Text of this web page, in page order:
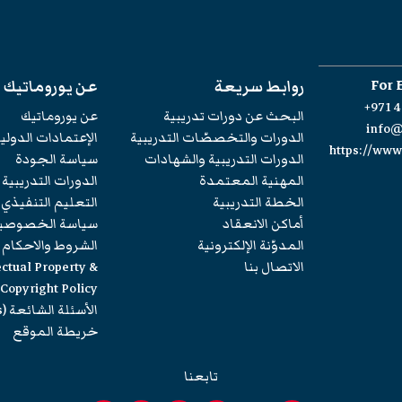
For
+971
https://
روابط سريعة
البحث عن دورات تدريبية
الدورات والتخصصّات التدريبية
الدورات التدريبية والشهادات
المهنية المعتمدة
الخطة التدريبية
أماكن الانعقاد
المدوّنة الإلكترونية
الاتصال بنا
عن يوروماتيك
عن يوروماتيك
الإعتمادات
سياسة الجودة
الدورات التدريبية
التعليم التنفيذي
سياسة
الشروط والاحكام
Property &
Copyright Policy
الأسئلة الشائعة (FAQs)
خريطة الموقع
تابعنا